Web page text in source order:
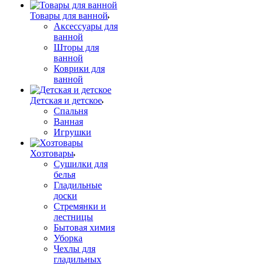
Товары для ванной
Аксессуары для
ванной
Шторы для
ванной
Коврики для
ванной
Детская и детское
Спальня
Ванная
Игрушки
Хозтовары
Сушилки для
белья
Гладильные
доски
Стремянки и
лестницы
Бытовая химия
Уборка
Чехлы для
гладильных